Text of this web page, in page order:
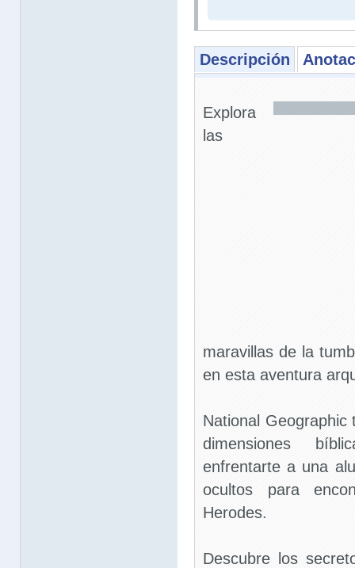
Descripción
Explora
las
maravillas de la
en esta aventura
National
dimensiones
enfrentarte a una
ocultos para
Herodes.
Descubre los